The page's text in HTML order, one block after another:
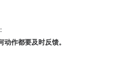
作都要及时反馈。